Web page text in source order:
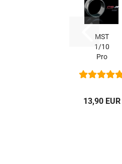
MST
1/10
Pro
Drift
(4)
hard+
13,90 EUR